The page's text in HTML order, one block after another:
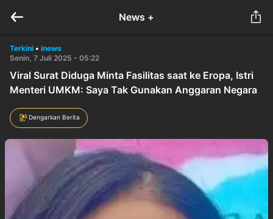
News +
Terkini • inews
Senin, 7 Juli 2025 - 05:22
Viral Surat Diduga Minta Fasilitas saat ke Eropa, Istri
Menteri UMKM: Saya Tak Gunakan Anggaran Negara
Dengarkan Berita